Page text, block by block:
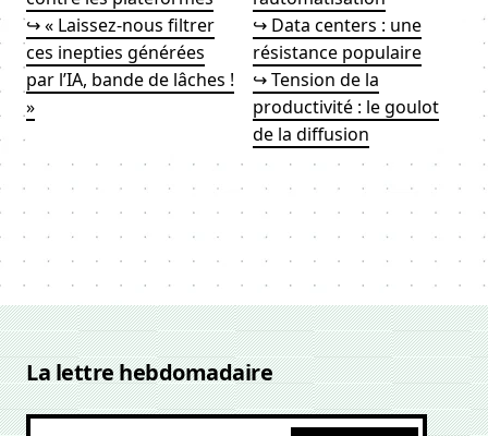
↪ « Laissez-nous filtrer
ces inepties générées
par l’IA, bande de lâches !
»
↪ Data centers : une
résistance populaire
↪ Tension de la
productivité : le goulot
de la diffusion
La lettre hebdomadaire